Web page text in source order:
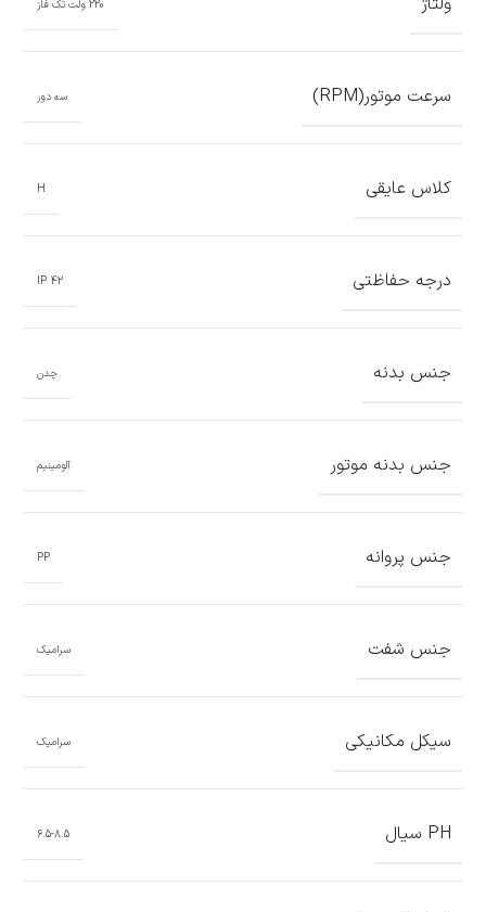
220 ولت تک فاز
سرعت موتور(RPM) سه دور
کلاس عایقی H
درجه حفاظتی IP 42
جنس بدنه چدن
جنس بدنه موتور آلومینیم
جنس پروانه PP
جنس شفت سرامیک
سیکل مکانیکی سرامیک
PH سیال 6.5-8.5